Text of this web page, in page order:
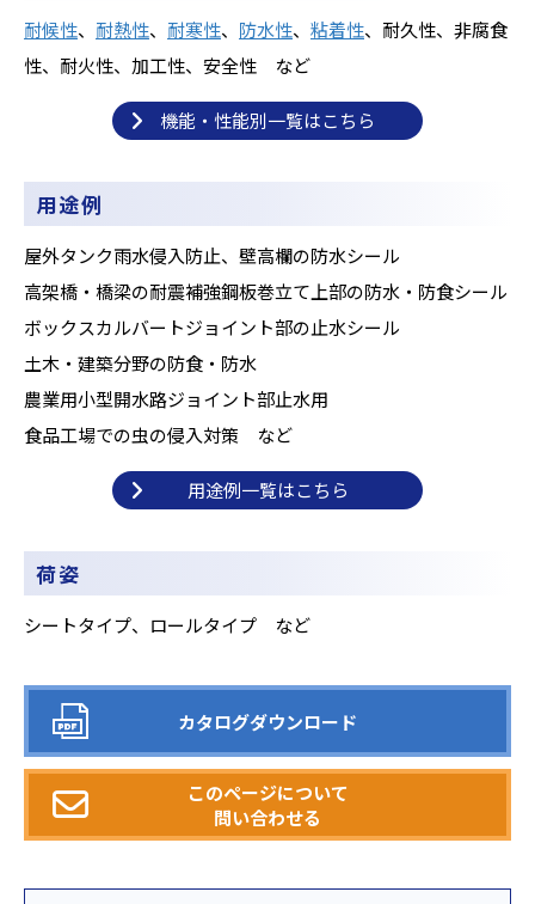
耐候性、 耐熱性、 耐寒性、 防水性、 粘着性、耐久性、非腐食
性、耐火性、加工性、安全性 など
機能・性能別一覧はこちら
用途例
屋外タンク雨水侵入防止、壁高欄の防水シール
高架橋・橋梁の耐震補強鋼板巻立て上部の防水・防食シール
ボックスカルバートジョイント部の止水シール
土木・建築分野の防食・防水
農業用小型開水路ジョイント部止水用
食品工場での虫の侵入対策 など
用途例一覧はこちら
荷姿
シートタイプ、ロールタイプ など
カタログダウンロード
このページについて
問い合わせる